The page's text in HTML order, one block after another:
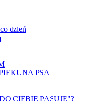
dzień
PSA
CIEBIE PASUJE"?